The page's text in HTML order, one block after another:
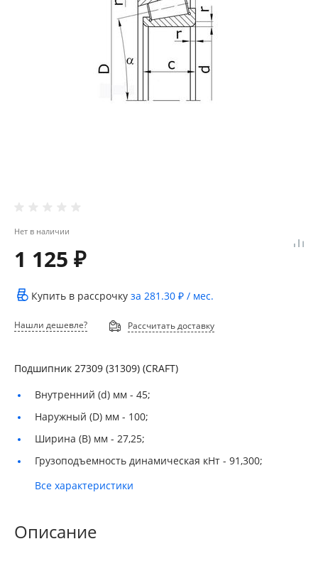
Нет в наличии
1 125 ₽
Купить в рассрочку за 281.30 ₽ / мес.
Нашли дешевле? Рассчитать доставку
Подшипник 27309 (31309) (CRAFT)
Внутренний (d) мм - 45;
Наружный (D) мм - 100;
Ширина (B) мм - 27,25;
Грузоподъемность динамическая кНт - 91,300;
Все характеристики
Описание